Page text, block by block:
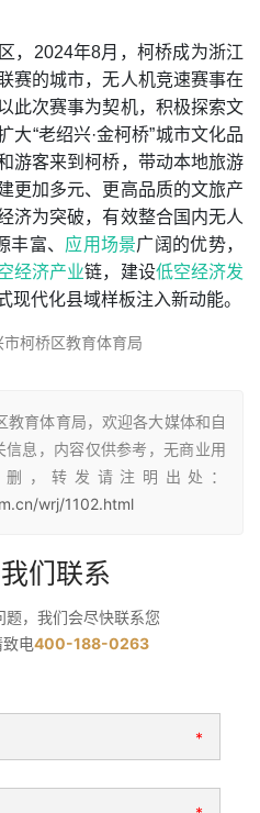
，2024年8月，柯桥成为浙江
赛的城市，无人机竞速赛事在
此次赛事为契机，积极探索文
“老绍兴·金柯桥”城市文化品
游客来到柯桥，带动本地旅游
更加多元、更高品质的文旅产
济为突破，有效整合国内无人
丰富、 应用场景广阔的优势，
经济产业链，建设低空经济发
现代化县域样板注入新动能。
柯桥区教育体育局
教育体育局，欢迎各大媒体和自
息，内容仅供参考，无商业用
，转发请注明出处：
wrj/1102.html
们联系
，我们会尽快联系您
电400-188-0263
*